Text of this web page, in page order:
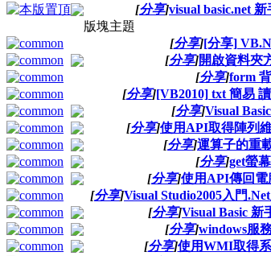
[分享]visual basic.net
版塊主題
[分享][分享]
[分享]開啟資料夾
[分享]form
[分享][VB2010] txt 簡易
[分享]Visual
[分享]使用API取得陣列
[分享]運算子的重
[分享]get螢
[分享]使用API傳回電
[分享]Visual Studio2005入門
[分享]Visual Basic 新
[分享]windows服
[分享]使用WMI取得